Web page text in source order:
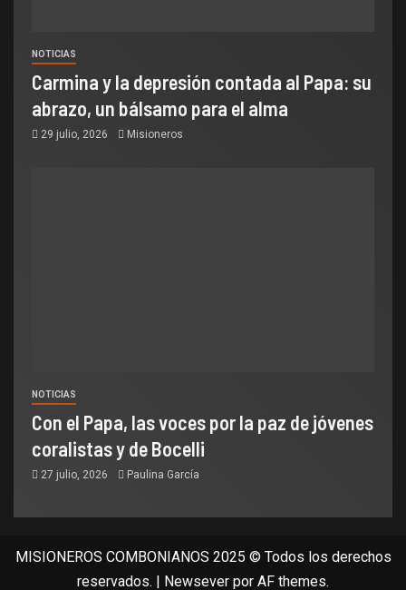
NOTICIAS
Carmina y la depresión contada al Papa: su
abrazo, un bálsamo para el alma
29 julio, 2026 Misioneros
NOTICIAS
Con el Papa, las voces por la paz de jóvenes
coralistas y de Bocelli
27 julio, 2026 Paulina García
MISIONEROS COMBONIANOS 2025 © Todos los derechos
reservados. | Newsever por AF themes.